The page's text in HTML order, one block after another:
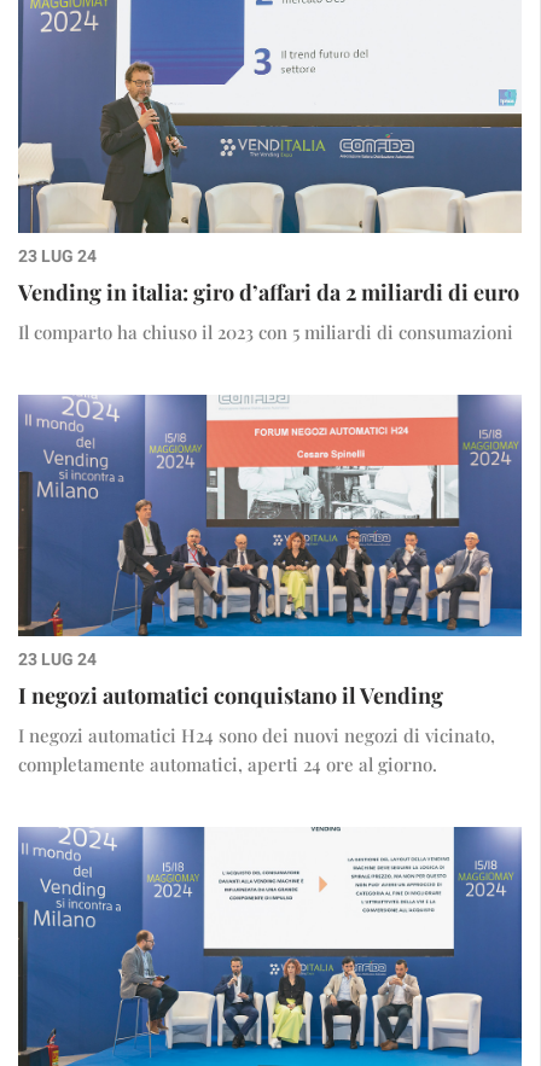
23 LUG 24
Vending in italia: giro d’affari da 2 miliardi di euro
Il comparto ha chiuso il 2023 con 5 miliardi di consumazioni
23 LUG 24
I negozi automatici conquistano il Vending
I negozi automatici H24 sono dei nuovi negozi di vicinato,
completamente automatici, aperti 24 ore al giorno.